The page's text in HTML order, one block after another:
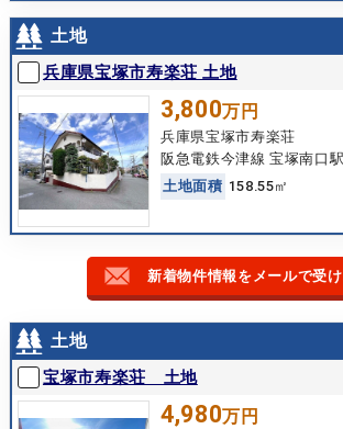
土地
兵庫県宝塚市寿楽荘 土地
3,800万円
兵庫県宝塚市寿楽荘
阪急電鉄今津線 宝塚南口
土地面積 158.55㎡
新着物件情報をメールで受
土地
宝塚市寿楽荘 土地
4,980万円